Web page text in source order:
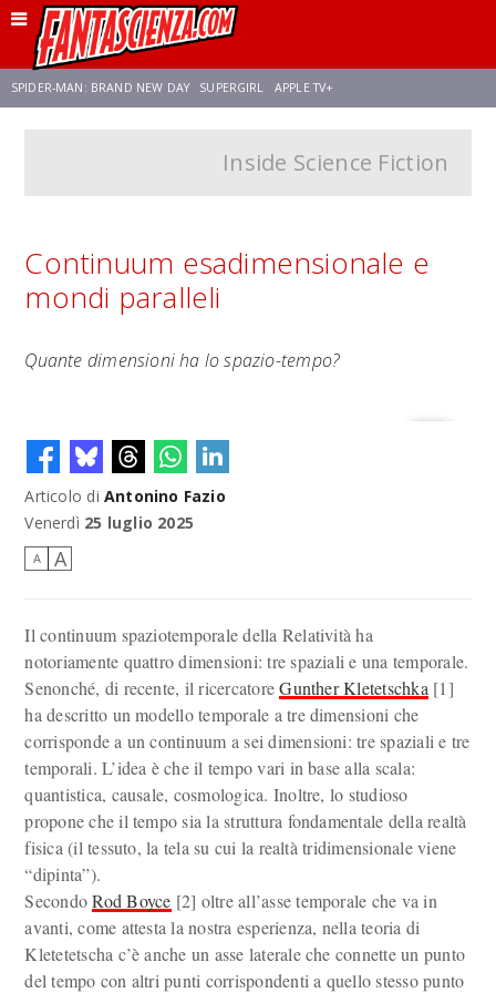
SPIDER-MAN: BRAND NEW DAY SUPERGIRL APPLE TV+
AVENGERS: DOOMSDAY STAR TREK
Inside Science Fiction
Continuum esadimensionale e
mondi paralleli
Quante dimensioni ha lo spazio-tempo?
Articolo di Antonino Fazio
Venerdì 25 luglio 2025
A A
Il continuum spaziotemporale della Relatività ha
notoriamente quattro dimensioni: tre spaziali e una temporale.
Senonché, di recente, il ricercatoreGunther Kletetschka [1]
ha descritto un modello temporale a tre dimensioni che
corrisponde a un continuum a sei dimensioni: tre spaziali e tre
temporali. L’idea è che il tempo vari in base alla scala:
quantistica, causale, cosmologica. Inoltre, lo studioso
propone che il tempo sia la struttura fondamentale della realtà
fisica (il tessuto, la tela su cui la realtà tridimensionale viene
“dipinta”).
SecondoRod Boyce [2] oltre all’asse temporale che va in
avanti, come attesta la nostra esperienza, nella teoria di
Kletetetscha c’è anche un asse laterale che connette un punto
del tempo con altri punti corrispondenti a quello stesso punto